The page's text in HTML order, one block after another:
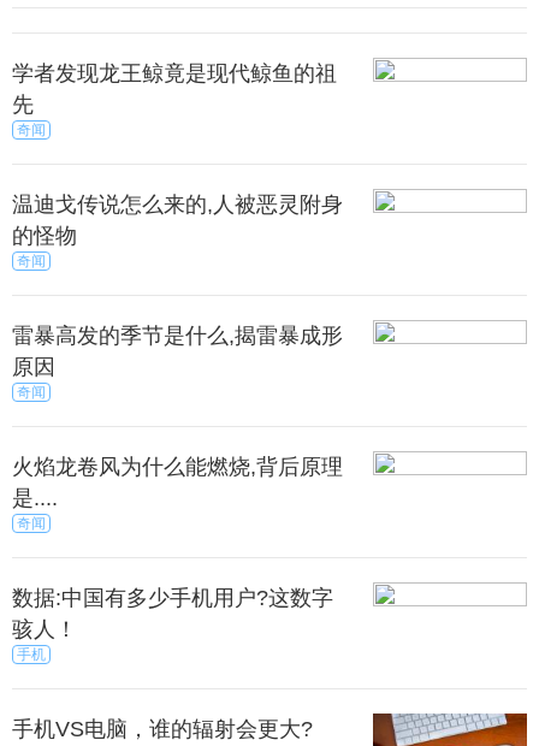
的屏占比高达94%。在目前的智能手机中，83%的屏
占比已经是一个相当高的数字。
并配有虹膜识别传感器。
比之前的产品更光滑。
背部配备发光的一加Logo，指纹识别传感器则被
长的移动电话设备。
来源：尚之潮
学者发现龙王鲸竟是现代鲸鱼的祖
先
奇闻
温迪戈传说怎么来的,人被恶灵附身
的怪物
奇闻
雷暴高发的季节是什么,揭雷暴成形
原因
奇闻
火焰龙卷风为什么能燃烧,背后原理
是....
奇闻
数据:中国有多少手机用户?这数字
骇人！
手机
手机VS电脑，谁的辐射会更大?